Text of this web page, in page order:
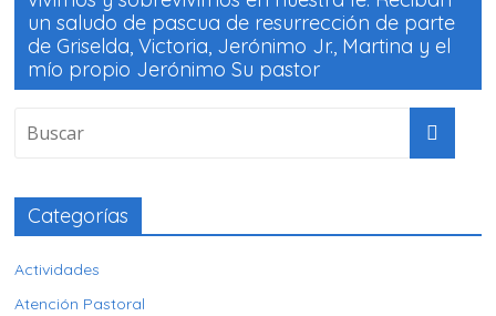
un saludo de pascua de resurrección de parte
de Griselda, Victoria, Jerónimo Jr., Martina y el
mío propio Jerónimo Su pastor
Categorías
Actividades
Atención Pastoral